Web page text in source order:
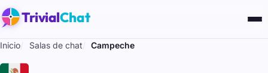
TrivialChat
Inicio Salas de chat Campeche